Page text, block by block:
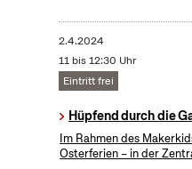
2.4.2024
11 bis 12:30 Uhr
Eintritt frei
Hüpfend durch die
Im Rahmen des
Osterferien – in der